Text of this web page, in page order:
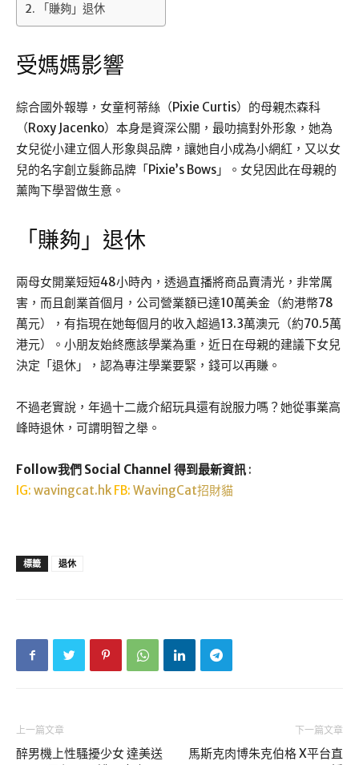
「賺夠」退休
受媽媽影響
綜合國外報導，女童柯蒂絲（Pixie Curtis）的母親杰森科
（Roxy Jacenko）本身是資深公關，最叻搞對外形象，她為
女兒從小建立個人形象與品牌，讓她自小成為小網紅，又以女
兒的名字創立髮飾品牌「Pixie’s Bows」。女兒因此在母親的
薰陶下學習做生意。
「賺夠」退休
兩母女開業短短48小時內，透過直播將商品賣清光，非常厲
害，而且創業首個月，公司營業額已達10萬美金（約港幣78
萬元），有指現在她每個月的收入超過13.3萬澳元（約70.5萬
港元）。小朋友始終應該學業為重，近日在母親的建議下女兒
決定「退休」，認為專注學業要緊，錢可以再賺。
不過老實說，年過十二歲介紹玩具還有說服力嗎？她從事業高
峰時退休，可謂明智之舉。
Follow我們 Social Channel 得到最新資訊 :
IG: wavingcat.hk FB: WavingCat招財貓
標籤 退休
上一篇文章
醉男機上性騷擾少女 達美送
下一篇文章
馬斯克肉博朱克伯格 X平台直